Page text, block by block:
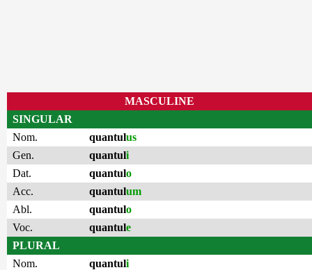
MASCULINE
SINGULAR
Nom.
quantulus
Gen.
quantuli
Dat.
quantulo
Acc.
quantulum
Abl.
quantulo
Voc.
quantule
PLURAL
Nom.
quantuli